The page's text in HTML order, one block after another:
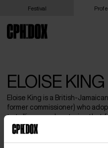
Festival
ELOISE KING
Eloise King is a British-
former commissioner) who
to telling complex stories that
perspectives within popular